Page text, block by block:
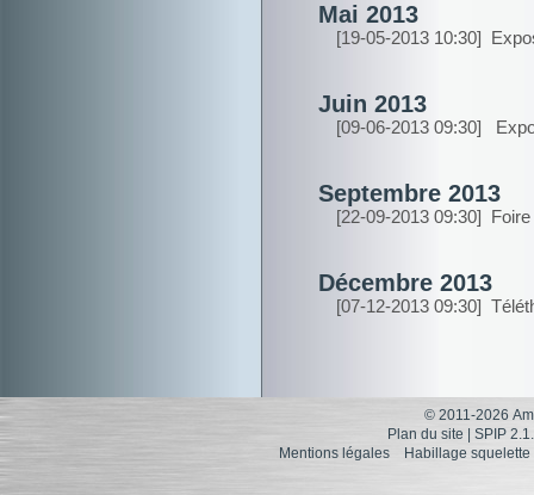
Mai 2013
[19-05-2013 10:30]
Juin 2013
[09-06-2013 09:30]
Septembre 2013
[22-09-2013 09:30]
Décembre 2013
[07-12-2013 09:30]
© 2011-2026
Plan du site
SPIP
Mentions légales Habillage